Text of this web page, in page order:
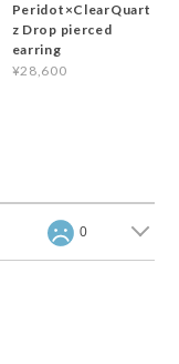
Peridot×ClearQuart
z Drop pierced
earring
¥28,600
0